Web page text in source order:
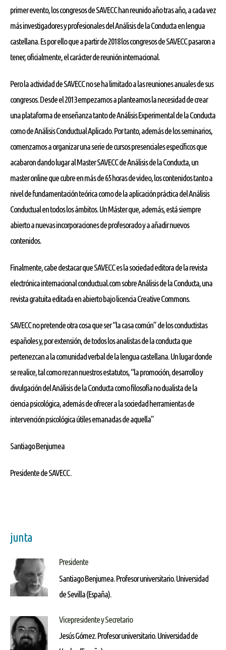
primer evento, los congresos de SAVECC han reunido año tras año, a cada vez
más investigadores y profesionales del Análisis de la Conducta en lengua
castellana. Es por ello que a partir de 2018 los congresos de SAVECC pasaron a
tener, oficialmente, el carácter de reunión internacional.
Pero la actividad de SAVECC no se ha limitado a las reuniones anuales de sus
congresos. Desde el 2013 empezamos a plantearnos la necesidad de crear
una plataforma de enseñanza tanto de Análisis Experimental de la Conducta
como de Análisis Conductual Aplicado. Por tanto, además de los seminarios,
comenzamos a organizar una serie de cursos presenciales específicos que
acabaron dando lugar al Master SAVECC de Análisis de la Conducta, un
master online que cubre en más de 65 horas de video, los contenidos tanto a
nivel de fundamentación teórica como de la aplicación práctica del Análisis
Conductual en todos los ámbitos. Un Máster que, además, está siempre
abierto a nuevas incorporaciones de profesorado y a añadir nuevos
contenidos.
Finalmente, cabe destacar que SAVECC es la sociedad editora de la revista
electrónica internacional conductual.com sobre Análisis de la Conducta, una
revista gratuita editada en abierto bajo licencia Creative Commons.
SAVECC no pretende otra cosa que ser “la casa común” de los conductistas
españoles y, por extensión, de todos los analistas de la conducta que
pertenezcan a la comunidad verbal de la lengua castellana. Un lugar donde
se realice, tal como rezan nuestros estatutos, “la promoción, desarrollo y
divulgación del Análisis de la Conducta como filosofía no dualista de la
ciencia psicológica, además de ofrecer a la sociedad herramientas de
intervención psicológica útiles emanadas de aquella”
Santiago Benjumea
Presidente de SAVECC.
junta
Presidente
Santiago Benjumea. Profesor universitario. Universidad
de Sevilla (España).
Vicepresidente y Secretario
Jesús Gómez. Profesor universitario. Universidad de